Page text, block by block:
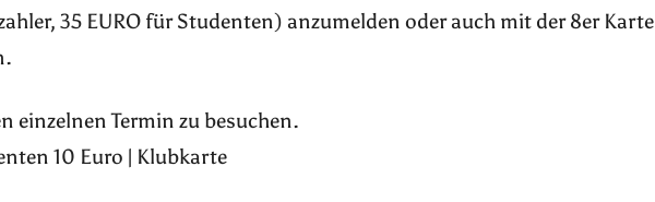
35 EURO für Studenten) anzumelden oder auch mit der 8er Karte
einzelnen Termin zu besuchen.
10 Euro | Klubkarte